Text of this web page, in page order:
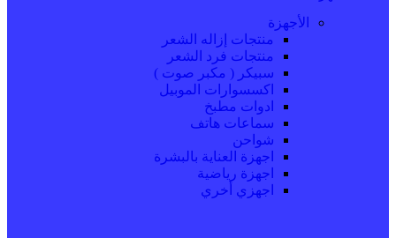
الأجهزة
منتجات إزاله الشعر
منتجات فرد الشعر
سبيكر ( مكبر صوت )
اكسسوارات الموبيل
ادوات مطبخ
سماعات هاتف
شواحن
اجهزة العناية بالبشرة
اجهزة رياضية
اجهزي أخري